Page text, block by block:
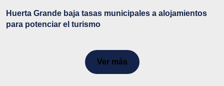
Huerta Grande baja tasas municipales a alojamientos
para potenciar el turismo
Ver más